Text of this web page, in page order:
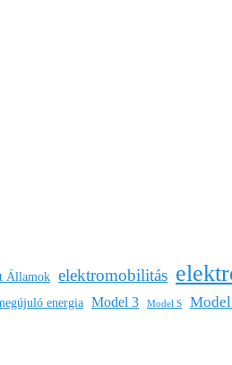
Államok elektromobilitás
energia Model 3 Model S